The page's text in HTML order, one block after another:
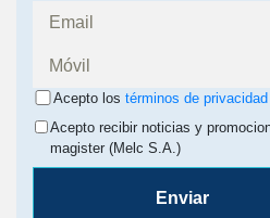
Acepto los términos de privacidad
Acepto recibir noticias y
magister (Melc S.A.)
Enviar